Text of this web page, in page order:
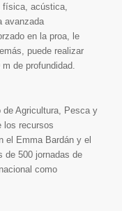
acústica,
avanzada
en la proa, le
puede realizar
de profundidad.
de Agricultura, Pesca y
los recursos
el Emma Bardán y el
de 500 jornadas de
como